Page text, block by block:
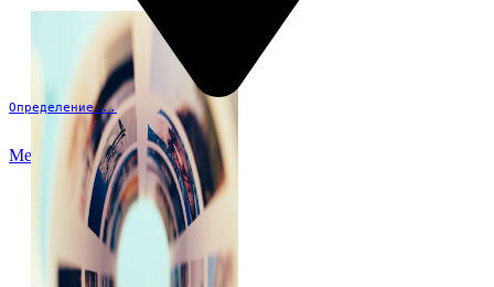
Определение...
Меню